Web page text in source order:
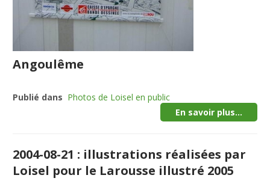
Angoulême
Publié dans Photos de Loisel en public
En savoir plus...
2004-08-21 : illustrations réalisées par
Loisel pour le Larousse illustré 2005